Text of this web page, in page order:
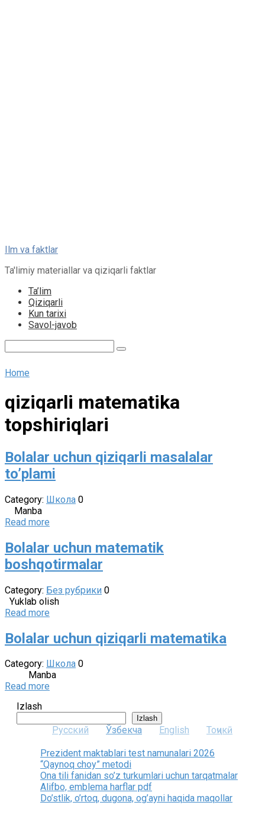
Skip
content
Ilm va faktlar
Ta'limiy materiallar va qiziqarli faktlar
Ta’lim
Qiziqarli
Kun tarixi
Savol-javob
Home
qiziqarli matematika
topshiriqlari
Bolalar uchun qiziqarli masalalar
to’plami
Category: Школа 0
Manba
Read more
Bolalar uchun matematik
boshqotirmalar
Category: Без рубрики 0
Yuklab olish
Read more
Bolalar uchun qiziqarli matematika
Category: Школа 0
Manba
Read more
Izlash
Izlash
Русский Ўзбекча English Тоҷикӣ
Prezident maktablari test namunalari 2026
“Qaynoq choy” metodi
Ona tili fanidan so’z turkumlari uchun tarqatmalar
Alifbo, emblema harflar pdf
Do’stlik, o’rtoq, dugona, og’ayni haqida maqollar